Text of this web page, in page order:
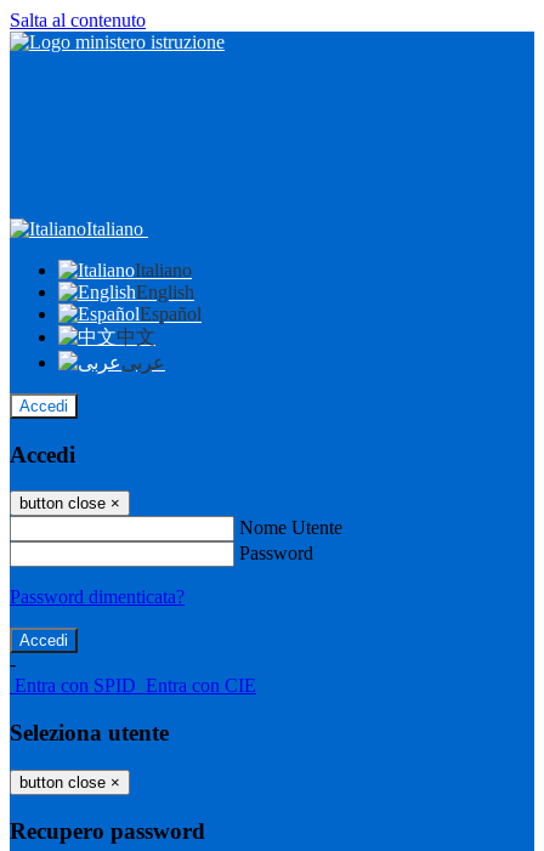
Salta al contenuto
Italiano
Italiano
English
Español
中文
عربى
Accedi
Accedi
button close ×
Nome Utente
Password
Password dimenticata?
-
Entra con SPID Entra con CIE
Seleziona utente
button close ×
Recupero password